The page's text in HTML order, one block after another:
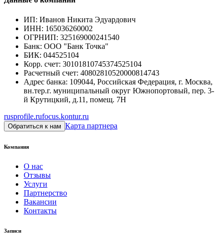
ИП: Иванов Никита Эдуардович
ИНН: 165036260002
ОГРНИП: 325169000241540
Банк: ООО "Банк Точка"
БИК: 044525104
Корр. счет: 30101810745374525104
Расчетный счет: 40802810520000814743
Адрес банка: 109044, Российская Федерация, г. Москва,
вн.тер.г. муниципальный округ Южнопортовый, пер. 3-
й Крутицкий, д.11, помещ. 7Н
rusprofile.rufocus.kontur.ru
Обратиться к нам Карта партнера
Компания
О нас
Отзывы
Услуги
Партнерство
Вакансии
Контакты
Записи